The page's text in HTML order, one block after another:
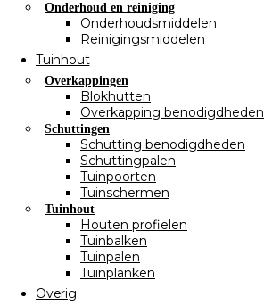
Onderhoud en reiniging
Onderhoudsmiddelen
Reinigingsmiddelen
Tuinhout
Overkappingen
Blokhutten
Overkapping benodigdheden
Schuttingen
Schutting benodigdheden
Schuttingpalen
Tuinpoorten
Tuinschermen
Tuinhout
Houten profielen
Tuinbalken
Tuinpalen
Tuinplanken
Overig